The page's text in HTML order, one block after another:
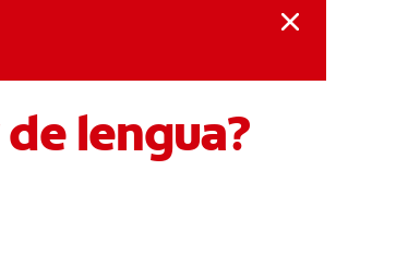
lengua?